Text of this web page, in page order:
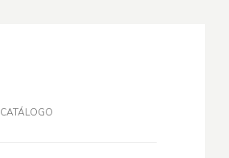
CATÁLOGO